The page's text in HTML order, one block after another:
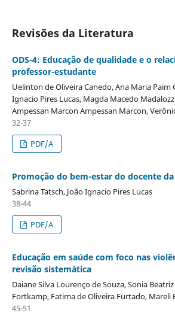
Revisões da Literatura
ODS-4: Educação de qualidade e o
professor-estudante
Uelinton de Oliveira Canedo, Ana Maria Paim
Ignacio Pires Lucas, Magda Macedo
Ampessan Marcon Ampessan Marcon,
32-37
PDF/A
Promoção do bem-estar do docente
Sabrina Tatsch, João Ignacio Pires Lucas
38-44
PDF/A
Educação em saúde com foco nas
revisão sistemática
Daiane Silva Lourenço de Souza, Sonia
Fortkamp, Fatima de Oliveira Furtado, Mareli
45-51